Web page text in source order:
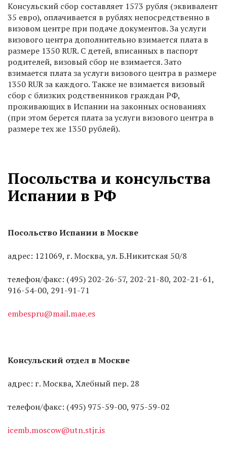
Консульский сбор составляет 1573 рубля (эквивалент
35 евро), оплачивается в рублях непосредственно в
визовом центре при подаче документов. За услуги
визового центра дополнительно взимается плата в
размере 1350 RUR. С детей, вписанных в паспорт
родителей, визовый сбор не взимается. Зато
взимается плата за услуги визового центра в размере
1350 RUR за каждого. Также не взимается визовый
сбор с близких родственников граждан РФ,
проживающих в Испании на законных основаниях
(при этом берется плата за услуги визового центра в
размере тех же 1350 рублей).
Посольства и консульства
Испании в РФ
Посольство Испании в Москве
адрес: 121069, г. Москва, ул. Б.Никитская 50/8
телефон/факс: (495) 202-26-57, 202-21-80, 202-21-61,
916-54-00, 291-91-71
embespru@mail.mae.es
Консульский отдел в Москве
адрес: г. Москва, Хлебный пер. 28
телефон/факс: (495) 975-59-00, 975-59-02
icemb.moscow@utn.stjr.is